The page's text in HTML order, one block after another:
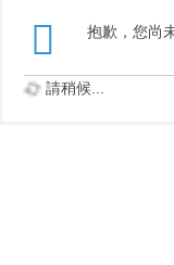
抱歉，您尚
請稍候...